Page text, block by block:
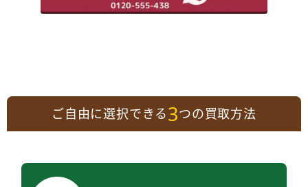
ご自由に選択できる3つの買取方法